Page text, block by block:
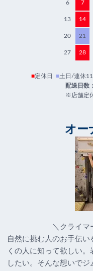
6 7
13 14
20 21
27 28
■定休日 ■土日/連休
配送日数：
※店舗定
オー
＼クライマ
自然に挑む人のお手伝
くの人に知って欲しい
したい。そんな想いで